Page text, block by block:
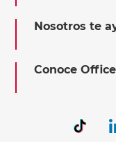
Nosotros te
Conoce